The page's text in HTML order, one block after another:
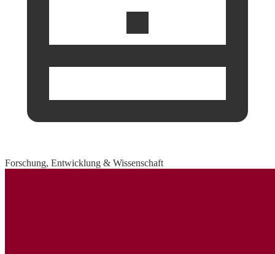
Forschung, Entwicklung & Wissenschaft